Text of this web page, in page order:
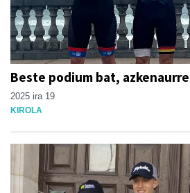
Beste podium bat,
2025 ira 19
KIROLA